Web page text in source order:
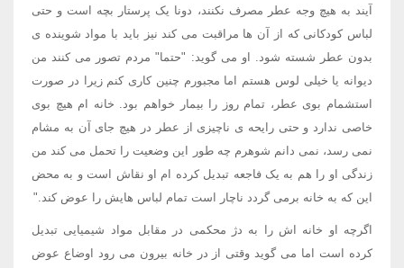
آیند به هیچ وجه عطر مصرف نکنند، دونا یک پرستار بچه است و حتی
لباس کودکانی که از آن ها مراقبت می کند نیز باید با مواد شوینده ی
بدون عطر شسته شود. او می گوید: "حتما" مردم تصور می کنند من
دیوانه یا خیلی لوس هستم اما مجبورم چنین کاری کنم زیرا در صورت
استشمام بوی عطر، تمام روز را بیمار خواهم بود. خانه ام هیچ بوی
خاصی ندارد و حتی رایحه ی ناچیزی از عطر در هیچ جای آن به مشام
نمی رسد، نمی دانم شوهرم چه طور این وضعیت را تحمل می کند من
زندگی او را هم به یک فاجعه تبدیل کرده ام او نقاش است و به محض
این که به خانه برمی گردد ناچار است تمام لباس هایش را عوض کند."
اگرچه او خانه اش را به دژ محکمی در مقابل مواد شیمیایی تبدیل
کرده است اما می گوید وقتی از در خانه بیرون می رود اوضاع عوض